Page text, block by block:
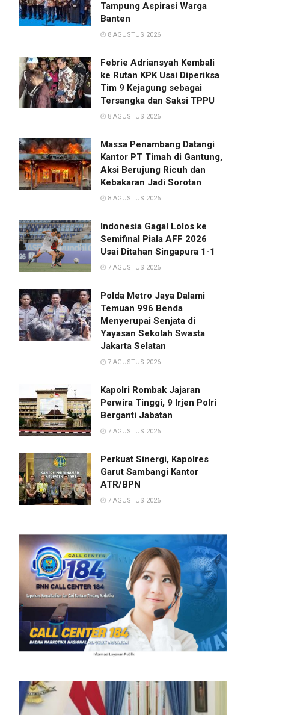
Tampung Aspirasi Warga
Banten
8 AGUSTUS 2026
Febrie Adriansyah Kembali
ke Rutan KPK Usai Diperiksa
Tim 9 Kejagung sebagai
Tersangka dan Saksi TPPU
8 AGUSTUS 2026
Massa Penambang Datangi
Kantor PT Timah di Gantung,
Aksi Berujung Ricuh dan
Kebakaran Jadi Sorotan
8 AGUSTUS 2026
Indonesia Gagal Lolos ke
Semifinal Piala AFF 2026
Usai Ditahan Singapura 1-1
7 AGUSTUS 2026
Polda Metro Jaya Dalami
Temuan 996 Benda
Menyerupai Senjata di
Yayasan Sekolah Swasta
Jakarta Selatan
7 AGUSTUS 2026
Kapolri Rombak Jajaran
Perwira Tinggi, 9 Irjen Polri
Berganti Jabatan
7 AGUSTUS 2026
Perkuat Sinergi, Kapolres
Garut Sambangi Kantor
ATR/BPN
7 AGUSTUS 2026